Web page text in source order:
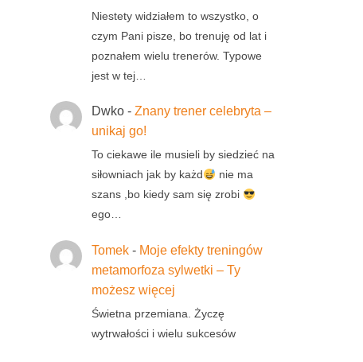
Niestety widziałem to wszystko, o
czym Pani pisze, bo trenuję od lat i
poznałem wielu trenerów. Typowe
jest w tej…
Dwko - Znany trener celebryta –
unikaj go!
To ciekawe ile musieli by siedzieć na
siłowniach jak by każd
nie ma
szans ,bo kiedy sam się zrobi
ego…
Tomek - Moje efekty treningów
metamorfoza sylwetki – Ty
możesz więcej
Świetna przemiana. Życzę
wytrwałości i wielu sukcesów